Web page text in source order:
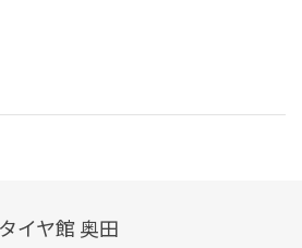
タイヤ館 奥田